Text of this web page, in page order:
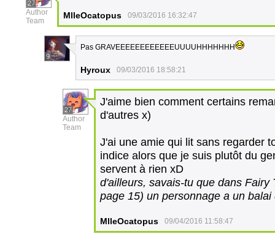
27
Author
Team
MlleOcatopus 09/03/2016 16:32:47
9
Pas GRAVEEEEEEEEEEEEUUUUHHHHHHH
Hyroux 09/03/2016 18:58:21
27
Author
Team
J'aime bien comment certains
d'autres x)
J'ai une amie qui lit sans regarder
indice alors que je suis plutôt du
servent à rien xD
d'ailleurs, savais-tu que dans
page 15) un personnage a un
MlleOcatopus 09/04/2016 11:58:47